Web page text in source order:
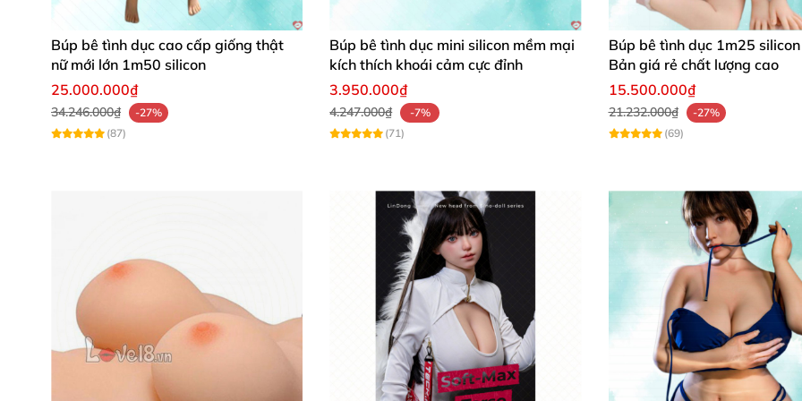
Người có vợnhưng lại phải đi công tác xa nhà, khôngđược đáp ứng nhu cầu tình dục
Vợ trong thời kì sinh đẻ
mọi đối tượng
Âm Đạo Giả Mông To Mềm Mại mang đến trải nghiệm mới lạ
Khácvới cách thủ dâm thông thường , việc sử dụng Âm Đạo Giả Mông To Mềm Mại giúp nam giớicó
khác nhau
. Điều này đem lại những cảm giác mới mẻ ,những khoái cảm tuyệt vời hơn cho người sử
Tư thế quan hệ từ sau "Doggy" để đưa dương vật vào sâu bên trong âm đạo giảvới một bờ mông
kìm hãmđược
và liên tục xuất tinh trong sự sung sướng tột độ.
Với tư thế truyền thống bạn
có thể đặt úp bờ mông xuống đất sau đó đút dương vật vàovà liên
Búp bê tình dục cao cấp giống thật
nữ mới lớn 1m50 silicon
25.000.000₫
34.246.000₫
-27%
(87)
Búp bê tình dục mini silicon mềm mại
kích thích khoái cảm cực đỉnh
3.950.000₫
4.247.000₫
-7%
(71)
Búp bê tình dục 1m25
Bản giá rẻ chất lượng cao
15.500.000₫
21.232.000₫
-27%
(69)